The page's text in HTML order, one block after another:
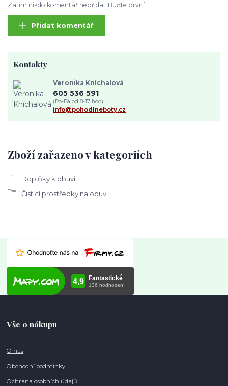
Zatím nikdo komentář nepřidal. Buďte první.
Přidat komentář
Zboží zařazeno v kategoriích
Doplňky k obuvi
Čistící prostředky na obuv
Kontakty
Veronika Kníchalová
605 536 591
(Po-Pá od 8-17 hod)
info@pohodlneboty.cz
Vše o nákupu
O nás
Obchodní podmínky
Ochrana osobních údajů